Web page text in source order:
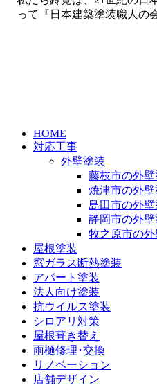
って
『日本建築塗装職人の
HOME
対応工事
外壁塗装
藤枝市の外壁
焼津市の外壁
島田市の外壁
静岡市の外壁
牧之原市の外
屋根塗装
窓ガラス断熱塗装
アパート塗装
法人向け塗装
抗ウイルス塗装
シロアリ対策
屋根葺き替え
雨樋修理･交換
リノベーション
店舗デザイン